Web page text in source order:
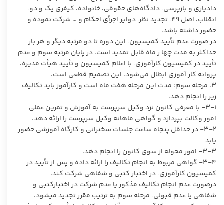
دادیاری و بازپرسی، دادگاه‌های حقوقی، خانواده، کیفری یک و دو،
انقلاب، اصل ۴۹، تجدید نظر، دوایر اجرأی احکام و … شرکت نموده و
حضور داشته باشد.
در صورت عدم تأیید کمیسیون، این دوره تا دو مرتبه دیگر و هر بار
حداکثر به مدت چها ر ماه قابل تمدید است. در پایان مرتبه سوم و عدم
تأیید در کمیسیون کارآموزی، با اعلام کمیسیون و تأیید هیأت مدیره،
پروانه کار آموزی ابطال می‌شود. این تصمیم قطعی است.
۳. مرحله سوم: مدت این مرحله هفت ماه است و کارآموز باید تکالیف
زیر را انجام دهد.
۳-۱- با معرفی کانون نزد وکیل سرپرست به آموزش و تمرین عملی
امور وکالت بپردازد و گواهی ماهانه وکیل سرپرست را ارائه دهد.
۳-۲- در حداقل پنجاه ساعت جلسات سخنرانی و کارگاه آموزشی حضور
یابد
۳-۳- امور محوله از سوی کانون را انجام دهد.
۳-۴- گواهی مربوط به انجام تکالیف را ارائه داده و پس از تأیید در
کمیسیون کارآموزی، در اختبار کتبی و شفاهی شرکت کند.
درصورت عدم انجام تکالیف مذکور یا عدم شرکت در اختبارکتبی و
شفاهی یا عدم قبولی، مرحله سوم به ترتیب مقرر تجدید میشود.